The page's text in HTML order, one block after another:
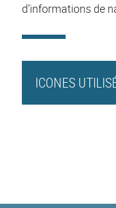
d’informations de
ICONES